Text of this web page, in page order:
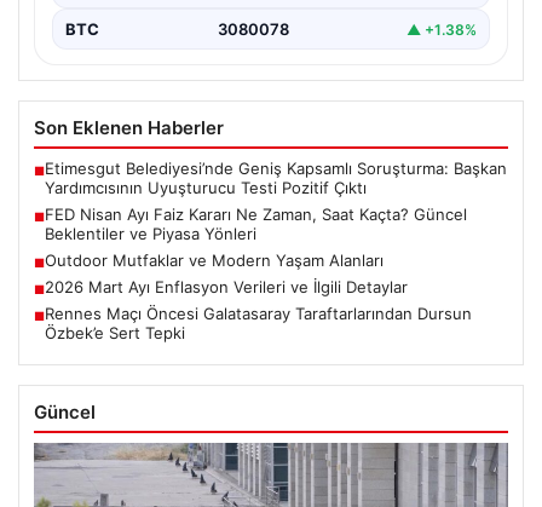
BTC 3080078 ▲ +1.38%
Son Eklenen Haberler
■Etimesgut Belediyesi’nde Geniş Kapsamlı Soruşturma: Başkan
Yardımcısının Uyuşturucu Testi Pozitif Çıktı
■FED Nisan Ayı Faiz Kararı Ne Zaman, Saat Kaçta? Güncel
Beklentiler ve Piyasa Yönleri
■Outdoor Mutfaklar ve Modern Yaşam Alanları
■2026 Mart Ayı Enflasyon Verileri ve İlgili Detaylar
■Rennes Maçı Öncesi Galatasaray Taraftarlarından Dursun
Özbek’e Sert Tepki
Güncel